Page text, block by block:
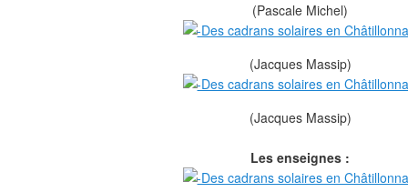
(Pascale Michel)
(Jacques Massip)
(Jacques Massip)
Les enseignes :